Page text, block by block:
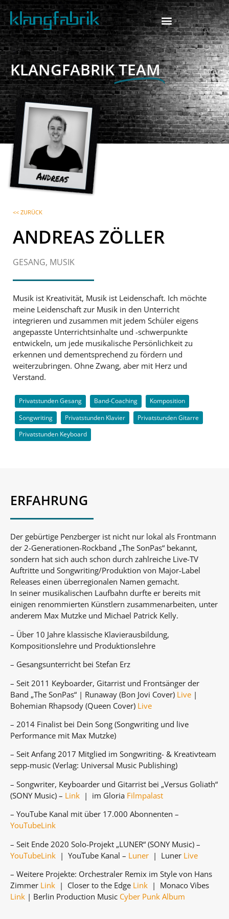
KLANGFABRIKTEAM
<< ZURÜCK
ANDREAS ZÖLLER
GESANG, MUSIK
Musik ist Kreativität, Musik ist Leidenschaft. Ich möchte
meine Leidenschaft zur Musik in den Unterricht
integrieren und zusammen mit jedem Schüler eigens
angepasste Unterrichtsinhalte und -schwerpunkte
entwickeln, um jede musikalische Persönlichkeit zu
erkennen und dementsprechend zu fördern und
weiterzubringen. Ohne Zwang, aber mit Herz und
Verstand.
Privatstunden Gesang Band-Coaching
Komposition
Songwriting
Privatstunden Klavier
Privatstunden Gitarre
Privatstunden Keyboard
ERFAHRUNG
Der gebürtige Penzberger ist nicht nur lokal als Frontmann
der 2-Generationen-Rockband „The SonPas“ bekannt,
sondern hat sich auch schon durch zahlreiche Live-TV
Auftritte und Songwriting/Produktion von Major-Label
Releases einen überregionalen Namen gemacht.
In seiner musikalischen Laufbahn durfte er bereits mit
einigen renommierten Künstlern zusammenarbeiten, unter
anderem Max Mutzke und Michael Patrick Kelly.
– Über 10 Jahre klassische Klavierausbildung,
Kompositionslehre und Produktionslehre
– Gesangsunterricht bei Stefan Erz
– Seit 2011 Keyboarder, Gitarrist und Frontsänger der
Band „The SonPas“ | Runaway (Bon Jovi Cover) Live |
Bohemian Rhapsody (Queen Cover) Live
– 2014 Finalist bei Dein Song (Songwriting und live
Performance mit Max Mutzke)
– Seit Anfang 2017 Mitglied im Songwriting- & Kreativteam
sepp-music (Verlag: Universal Music Publishing)
– Songwriter, Keyboarder und Gitarrist bei „Versus Goliath“
(SONY Music) – Link | im Gloria Filmpalast
– YouTube Kanal mit über 17.000 Abonnenten –
YouTubeLink
– Seit Ende 2020 Solo-Projekt „LUNER“ (SONY Music) –
YouTubeLink | YouTube Kanal – Luner | Luner Live
– Weitere Projekte: Orchestraler Remix im Style von Hans
Zimmer Link | Closer to the Edge Link | Monaco Vibes
Link | Berlin Production Music Cyber Punk Album